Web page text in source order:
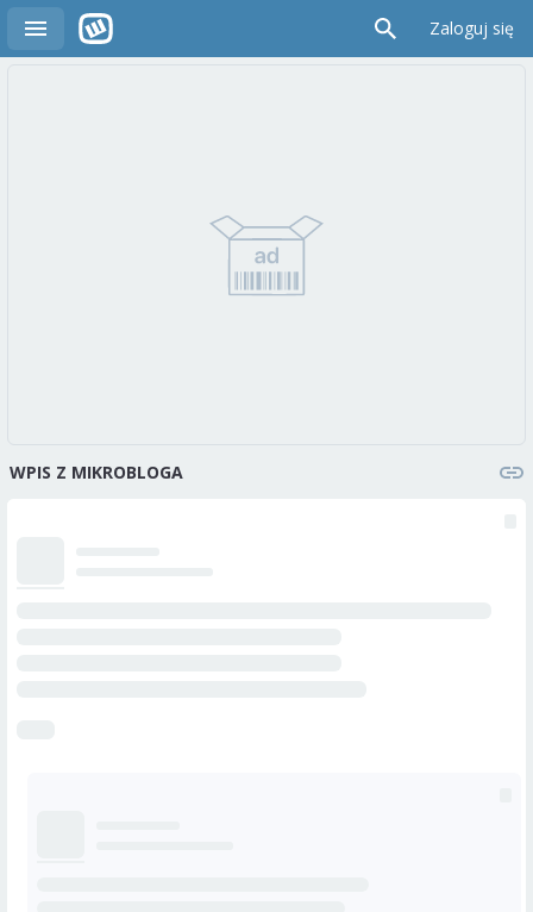
Zaloguj się
WPIS Z MIKROBLOGA